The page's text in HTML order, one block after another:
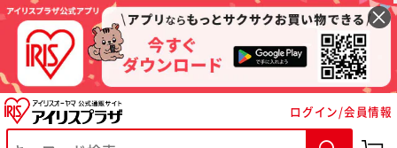
ログイン/会員情報